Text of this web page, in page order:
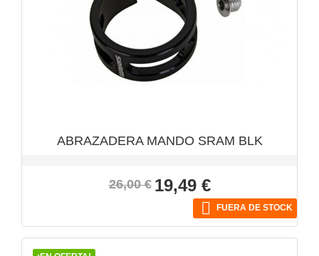
ABRAZADERA MANDO SRAM BLK
Precio
26,00 € Precio
19,49 €
 FUERA DE STOCK
VISTA RÁPIDA